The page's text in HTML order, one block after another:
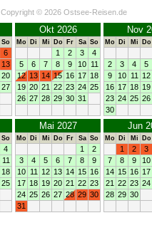
Copyright © 2026 Ostsee-Reisen.de
So
6
13
20
27
Okt 2026
Mo Di Mi Do Fr Sa So
1 2 3
4
5
6 7 8 9 10 11
12 13 14 15 16 17 18
19 20 21 22 23 24 25
26 27 28 29 30 31
Nov
Mo Di Mi Do
2 3 4
5
9
10 11
12
16 17 18 19
23 24 25 26
30
So
4
11
18
25
Mai 2027
Mo Di Mi Do Fr Sa So
1
2
3
4 5 6 7 8
9
10 11 12 13 14 15 16
17 18 19 20 21 22 23
24 25 26 27 28 29 30
31
Jun
Mo Di Mi Do
1 2
3
7
8 9
10
14 15 16 17
21 22 23 24
28 29 30